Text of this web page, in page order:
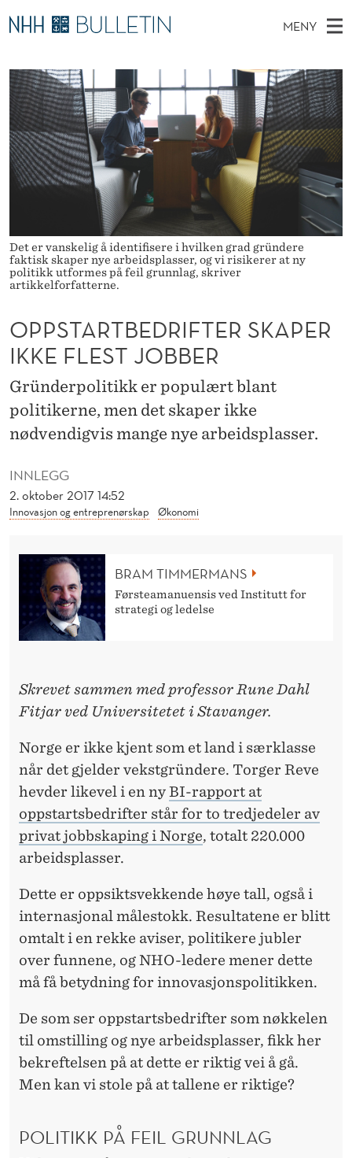
O
P
P
S
T
A
B
E
R
F
T
R
S
MENY
O
V
E
D
M
E
Y
Ø
K
I
N
E
T
T
S
T
E
D
Stipendiater og nye forskerprofiler
Disputaser
Ekspertutvalg
Om Bulletin
Det er vanskelig å identifisere i hvilken grad gründere
faktisk skaper nye arbeidsplasser, og vi risikerer at ny
politikk utformes på feil grunnlag, skriver
artikkelforfatterne.
INNLEGG
2. oktober 2017 14:52
Innovasjon og entreprenørskap Økonomi
OPPSTARTBEDRIFTER SKAPER
IKKE FLEST JOBBER
Gründerpolitikk er populært blant
politikerne, men det skaper ikke
nødvendigvis mange nye arbeidsplasser.
BRAM TIMMERMANS
Førsteamanuensis ved Institutt for
strategi og ledelse
Skrevet sammen med professor Rune Dahl
Fitjar ved Universitetet i Stavanger.
Norge er ikke kjent som et land i særklasse
når det gjelder vekstgründere. Torger Reve
hevder likevel i en nyBI-rapport at
oppstartsbedrifter står for to tredjedeler av
privat jobbskaping i Norge, totalt 220.000
arbeidsplasser.
Dette er oppsiktsvekkende høye tall, også i
internasjonal målestokk. Resultatene er blitt
omtalt i en rekke aviser, politikere jubler
over funnene, og NHO-ledere mener dette
må få betydning for innovasjonspolitikken.
De som ser oppstartsbedrifter som nøkkelen
til omstilling og nye arbeidsplasser, fikk her
bekreftelsen på at dette er riktig vei å gå.
Men kan vi stole på at tallene er riktige?
POLITIKK PÅ FEIL GRUNNLAG